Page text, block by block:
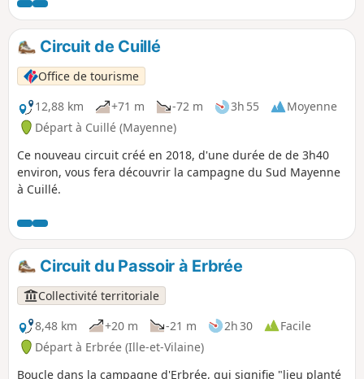
Circuit de Cuillé
Office de tourisme
12,88 km
+71 m -72 m 3h 55
Moyenne
Départ à Cuillé (Mayenne)
Ce nouveau circuit créé en 2018, d'une durée de de 3h40
environ, vous fera découvrir la campagne du Sud Mayenne
à Cuillé.
Circuit du Passoir à Erbrée
Collectivité territoriale
8,48 km
+20 m -21 m 2h 30
Facile
Départ à Erbrée (Ille-et-Vilaine)
Boucle dans la campagne d'Erbrée, qui signifie "lieu planté